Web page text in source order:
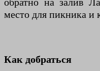
место для пикника и
Как добраться